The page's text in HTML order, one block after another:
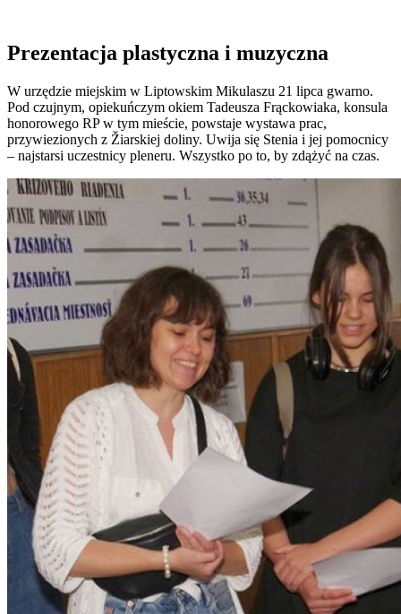
Prezentacja plastyczna i muzyczna
W urzędzie miejskim w Liptowskim Mikulaszu 21 lipca gwarno.
Pod czujnym, opiekuńczym okiem Tadeusza Frąckowiaka, konsula
honorowego RP w tym mieście, powstaje wystawa prac,
przywiezionych z Žiarskiej doliny. Uwija się Stenia i jej pomocnicy
– najstarsi uczestnicy pleneru. Wszystko po to, by zdążyć na czas.